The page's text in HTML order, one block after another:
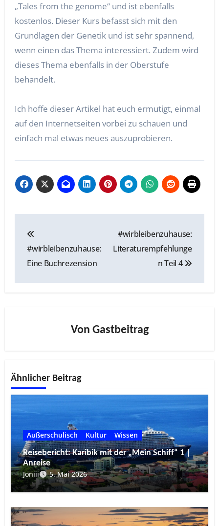
„Tales from the genome“ und ist ebenfalls
kostenlos. Dieser Kurs befasst sich mit den
Grundlagen der Genetik und ist sehr spannend,
wenn einen das Thema interessiert. Zudem wird
dieses Thema ebenfalls in der Oberstufe
behandelt.
Ich hoffe dieser Artikel hat euch ermutigt, einmal
auf den Internetseiten vorbei zu schauen und
einfach mal etwas neues auszuprobieren.
#wirbleibenzuhause:
Eine Buchrezension
#wirbleibenzuhause:
Literaturempfehlunge
n Teil 4
Von Gastbeitrag
Ähnlicher Beitrag
Außerschulisch Kultur
Wissen
Reisebericht: Karibik mit der „Mein Schiff“ 1 |
Anreise
Joniii
5. Mai 2026